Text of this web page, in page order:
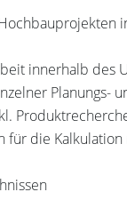
innerhalb des
Planungs-
für die